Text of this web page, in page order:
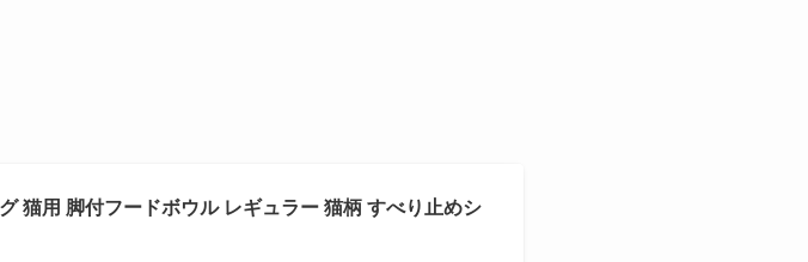
猫用 脚付フードボウル レギュラー 猫柄 すべり止めシ